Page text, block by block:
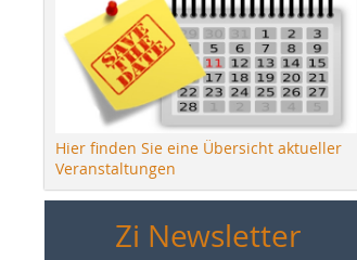
Hier finden Sie eine Übersicht aktueller
Veranstaltungen
Zi Newsletter